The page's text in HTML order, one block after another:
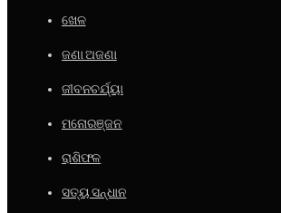
ଖେଳ
ଜଣା ଅଜଣା
ଜୀବନଚର୍ଯ୍ୟା
ମନୋରଞ୍ଜନ
ରାଶିଫଳ
ସତ୍ୟ ସନ୍ଧାନ